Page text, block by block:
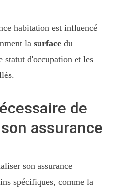
habitation est influencé
la surface du
statut d'occupation et les
de
assurance
son assurance
spécifiques, comme la